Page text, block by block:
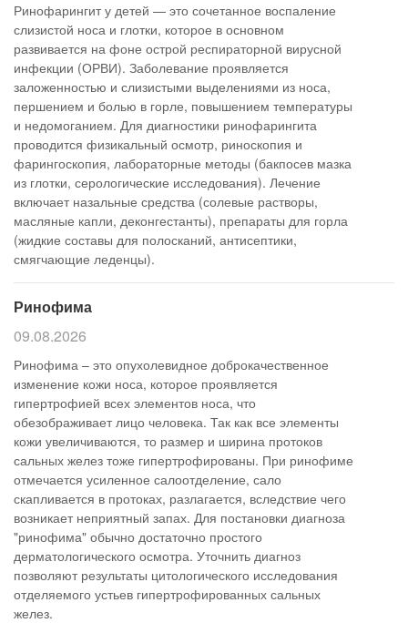
Ринофарингит у детей — это сочетанное воспаление
слизистой носа и глотки, которое в основном
развивается на фоне острой респираторной вирусной
инфекции (ОРВИ). Заболевание проявляется
заложенностью и слизистыми выделениями из носа,
першением и болью в горле, повышением температуры
и недомоганием. Для диагностики ринофарингита
проводится физикальный осмотр, риноскопия и
фарингоскопия, лабораторные методы (бакпосев мазка
из глотки, серологические исследования). Лечение
включает назальные средства (солевые растворы,
масляные капли, деконгестанты), препараты для горла
(жидкие составы для полосканий, антисептики,
смягчающие леденцы).
Ринофима
09.08.2026
Ринофима – это опухолевидное доброкачественное
изменение кожи носа, которое проявляется
гипертрофией всех элементов носа, что
обезображивает лицо человека. Так как все элементы
кожи увеличиваются, то размер и ширина протоков
сальных желез тоже гипертрофированы. При ринофиме
отмечается усиленное салоотделение, сало
скапливается в протоках, разлагается, вследствие чего
возникает неприятный запах. Для постановки диагноза
"ринофима" обычно достаточно простого
дерматологического осмотра. Уточнить диагноз
позволяют результаты цитологического исследования
отделяемого устьев гипертрофированных сальных
желез.